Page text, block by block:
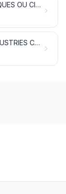
PRODUITS PHOTOGRAPHIQUES OU CINÉMATOGRAPHIQUES
PRODUITS DIVERS DES INDUSTRIES CHIMIQUES